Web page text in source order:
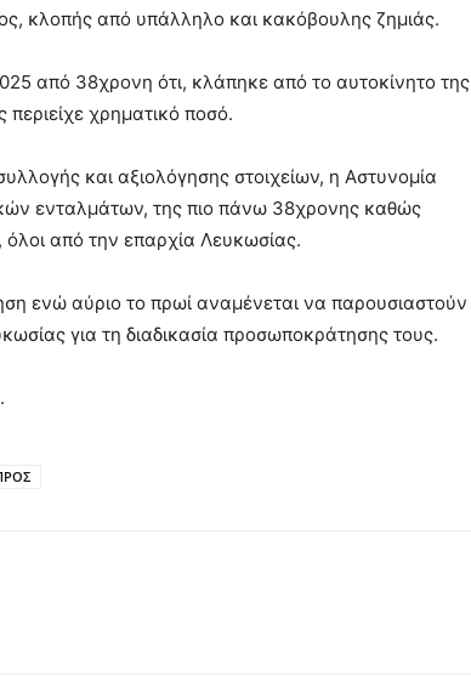
κλοπής από υπάλληλο και κακόβουλης ζημιάς.
από 38χρονη ότι, κλάπηκε από το αυτοκίνητο της
χρηματικό ποσό.
και αξιολόγησης στοιχείων, η Αστυνομία
ενταλμάτων, της πιο πάνω 38χρονης καθώς
από την επαρχία Λευκωσίας.
ενώ αύριο το πρωί αναμένεται να παρουσιαστούν
για τη διαδικασία προσωποκράτησης τους.